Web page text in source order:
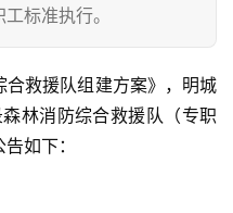
标准执行。
救援队组建方案》，明城
林消防综合救援队（专职
如下：